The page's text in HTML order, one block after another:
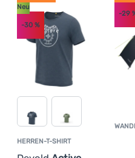
HERREN-T-SHIRT
Neu
-30 %
-29